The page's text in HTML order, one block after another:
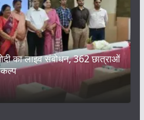
का लाइव संबोधन, 362 छात्राओं